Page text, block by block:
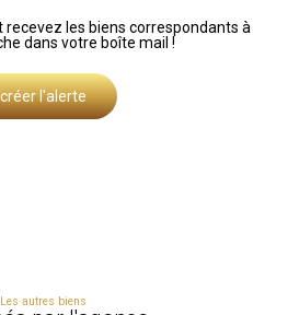
les biens correspondants à
dans votre boîte mail !
créer l'alerte
Les autres biens